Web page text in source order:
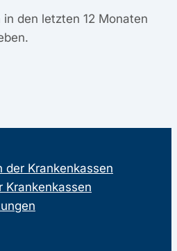
den letzten 12 Monaten
der Krankenkassen
Krankenkassen